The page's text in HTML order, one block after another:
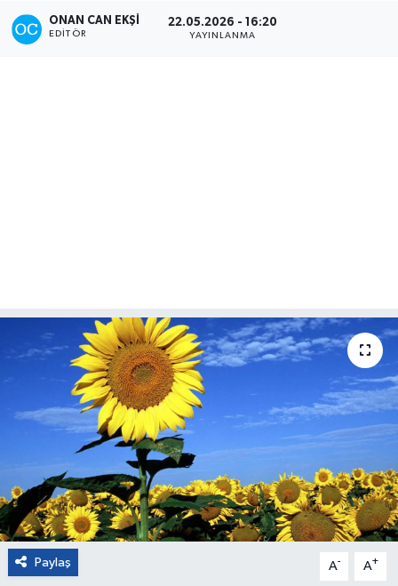
ONAN CAN EKŞI
EDITÖR
22.05.2026 - 16:20
YAYINLANMA
Paylaş A- A+
Haber Arşivi